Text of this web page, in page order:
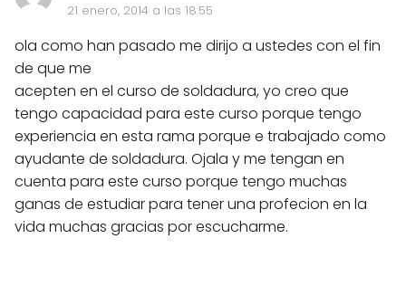
21 enero, 2014 a las 18:55
ola como han pasado me dirijo a ustedes con el fin
de que me
acepten en el curso de soldadura, yo creo que
tengo capacidad para este curso porque tengo
experiencia en esta rama porque e trabajado como
ayudante de soldadura. Ojala y me tengan en
cuenta para este curso porque tengo muchas
ganas de estudiar para tener una profecion en la
vida muchas gracias por escucharme.